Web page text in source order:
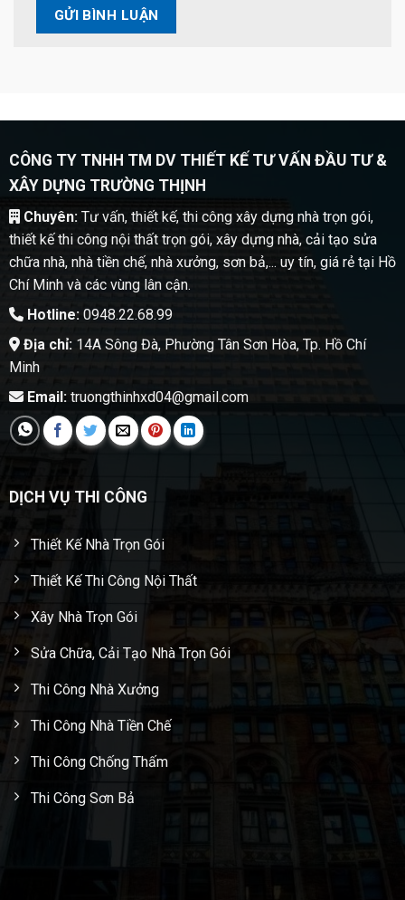
CÔNG TY TNHH TM DV THIẾT KẾ TƯ VẤN ĐẦU TƯ &
XÂY DỰNG TRƯỜNG THỊNH
Chuyên:Tư vấn, thiết kế, thi công xây dựng nhà trọn gói,
thiết kế thi công nội thất trọn gói, xây dựng nhà, cải tạo sửa
chữa nhà, nhà tiền chế, nhà xưởng, sơn bả,... uy tín, giá rẻ tại Hồ
Chí Minh và các vùng lân cận.
Hotline:0948.22.68.99
Địa chỉ:14A Sông Đà, Phường Tân Sơn Hòa, Tp. Hồ Chí
Minh
Email:truongthinhxd04@gmail.com
DỊCH VỤ THI CÔNG
Thiết Kế Nhà Trọn Gói
Thiết Kế Thi Công Nội Thất
Xây Nhà Trọn Gói
Sửa Chữa, Cải Tạo Nhà Trọn Gói
Thi Công Nhà Xưởng
Thi Công Nhà Tiền Chế
Thi Công Chống Thấm
Thi Công Sơn Bả